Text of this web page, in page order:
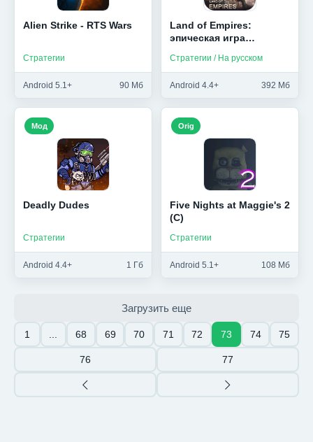
Alien Strike - RTS Wars
Стратегии
Android 5.1+ 90 Мб
Land of Empires:
эпическая игра
Стратегии / На русском
Android 4.4+ 392 Мб
Deadly Dudes
Стратегии
Android 4.4+ 1 Гб
Мод
Five Nights at Maggie's 2
(C)
Стратегии
Android 5.1+ 108 Мб
Orig
Загрузить еще
1 68 69 70 71 72 73 74 75
76 77